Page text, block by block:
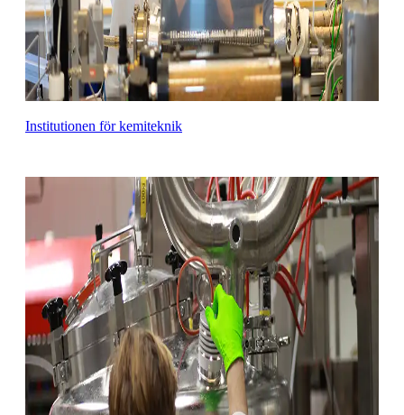
Institutionen för kemiteknik